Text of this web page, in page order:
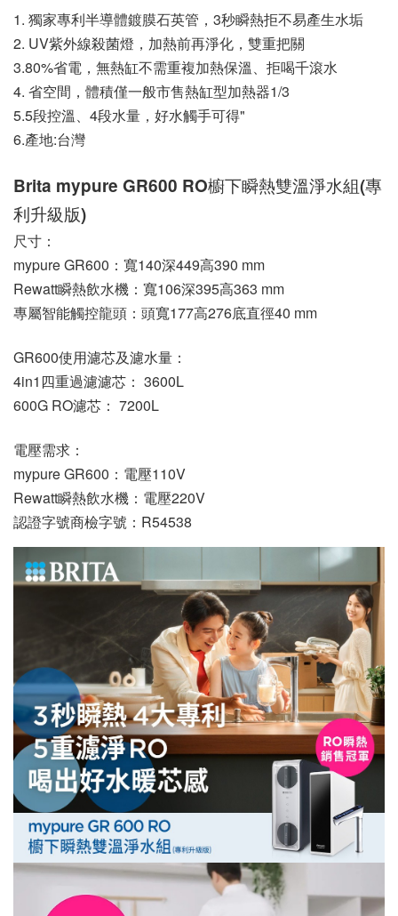
1. 獨家專利半導體鍍膜石英管，3秒瞬熱拒不易產生水垢
2. UV紫外線殺菌燈，加熱前再淨化，雙重把關
3.80%省電，無熱缸不需重複加熱保溫、拒喝千滾水
4. 省空間，體積僅一般市售熱缸型加熱器1/3
5.5段控溫、4段水量，好水觸手可得"
6.產地:台灣
Brita mypure GR600 RO櫥下瞬熱雙溫淨水組(專
利升級版)
尺寸：
mypure GR600：寬140深449高390 mm
Rewatt瞬熱飲水機：寬106深395高363 mm
專屬智能觸控龍頭：頭寬177高276底直徑40 mm
GR600使用濾芯及濾水量：
4in1四重過濾濾芯： 3600L
600G RO濾芯： 7200L
電壓需求：
mypure GR600：電壓110V
Rewatt瞬熱飲水機：電壓220V
認證字號商檢字號：R54538